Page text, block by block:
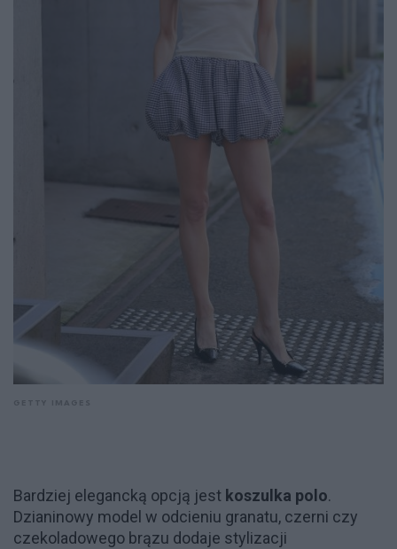
Bardziej elegancką opcją jest koszulka polo.
Dzianinowy model w odcieniu granatu, czerni czy
czekoladowego brązu dodaje stylizacji